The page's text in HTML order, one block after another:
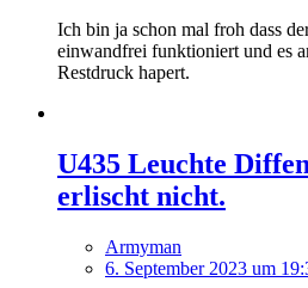
Ich bin ja schon mal froh dass
einwandfrei funktioniert und es
Restdruck hapert.
U435 Leuchte
erlischt nicht.
Armyman
6. September 2023 um